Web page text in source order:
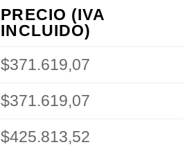
PRECIO (IVA
INCLUIDO)
$371.619,07
$371.619,07
$425.813,52